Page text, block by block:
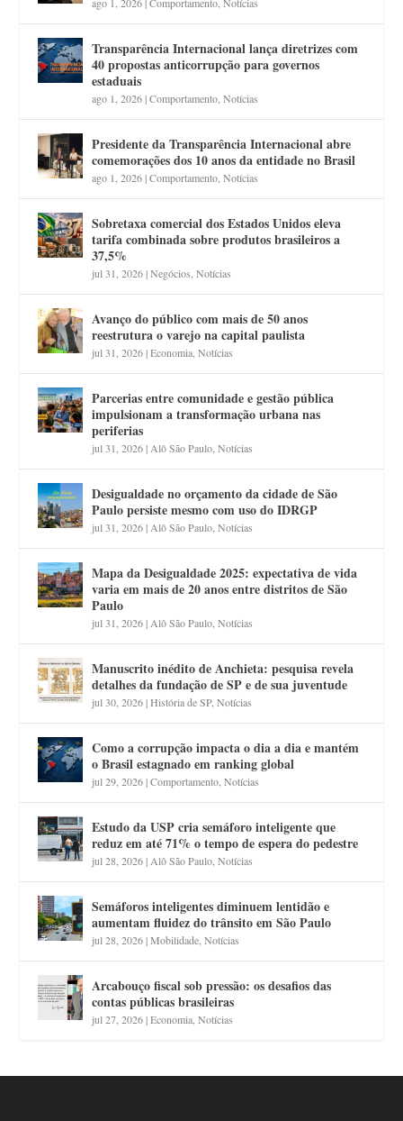
Transparência Internacional lança diretrizes com
40 propostas anticorrupção para governos
estaduais
ago 1, 2026|Comportamento ,Notícias
Presidente da Transparência Internacional abre
comemorações dos 10 anos da entidade no Brasil
ago 1, 2026|Comportamento ,Notícias
Sobretaxa comercial dos Estados Unidos eleva
tarifa combinada sobre produtos brasileiros a
37,5%
jul 31, 2026|Negócios ,Notícias
Avanço do público com mais de 50 anos
reestrutura o varejo na capital paulista
jul 31, 2026|Economia ,Notícias
Parcerias entre comunidade e gestão pública
impulsionam a transformação urbana nas
periferias
jul 31, 2026| Alô São Paulo ,Notícias
Desigualdade no orçamento da cidade de São
Paulo persiste mesmo com uso do IDRGP
jul 31, 2026| Alô São Paulo ,Notícias
Mapa da Desigualdade 2025: expectativa de vida
varia em mais de 20 anos entre distritos de São
Paulo
jul 31, 2026| Alô São Paulo ,Notícias
Manuscrito inédito de Anchieta: pesquisa revela
detalhes da fundação de SP e de sua juventude
jul 30, 2026|História de SP,Notícias
Como a corrupção impacta o dia a dia e mantém
o Brasil estagnado em ranking global
jul 29, 2026|Comportamento ,Notícias
Estudo da USP cria semáforo inteligente que
reduz em até 71% o tempo de espera do pedestre
jul 28, 2026| Alô São Paulo ,Notícias
Semáforos inteligentes diminuem lentidão e
aumentam fluidez do trânsito em São Paulo
jul 28, 2026|Mobilidade ,Notícias
Arcabouço fiscal sob pressão: os desafios das
contas públicas brasileiras
jul 27, 2026|Economia ,Notícias